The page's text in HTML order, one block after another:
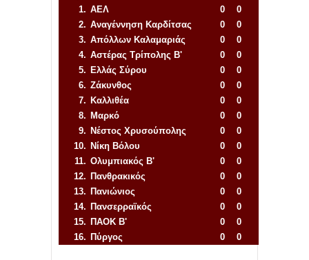
1. ΑΕΛ 0
0
2. Αναγέννηση Καρδίτσας 0
0
3. Απόλλων Καλαμαριάς 0
0
4. Αστέρας Τρίπολης Β' 0
0
5. Ελλάς Σύρου 0
0
6. Ζάκυνθος 0
0
7. Καλλιθέα 0
0
8. Μαρκό 0
0
9. Νέστος Χρυσούπολης 0
0
10. Νίκη Βόλου 0
0
11. Ολυμπιακός Β' 0
0
12. Πανθρακικός 0
0
13. Πανιώνιος 0
0
14. Πανσερραϊκός 0
0
15. ΠΑΟΚ Β' 0
0
16. Πύργος 0
0